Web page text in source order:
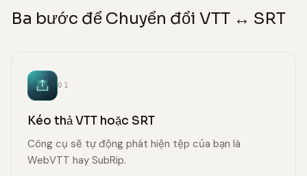
Ba bước để Chuyển đổi VTT ↔ SRT
01
Kéo thả VTT hoặc SRT
Công cụ sẽ tự động phát hiện tệp của bạn là
WebVTT hay SubRip.